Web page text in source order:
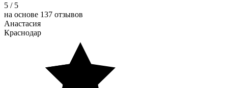
5 / 5
на основе 137 отзывов
Анастасия
Краснодар